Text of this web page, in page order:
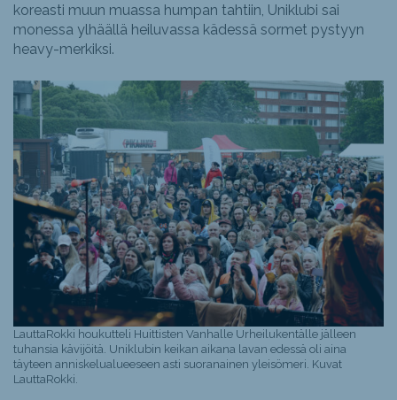
koreasti muun muassa humpan tahtiin, Uniklubi sai
monessa ylhäällä heiluvassa kädessä sormet pystyyn
heavy-merkiksi.
LauttaRokki houkutteli Huittisten Vanhalle Urheilukentälle jälleen
tuhansia kävijöitä. Uniklubin keikan aikana lavan edessä oli aina
täyteen anniskelualueeseen asti suoranainen yleisömeri. Kuvat
LauttaRokki.